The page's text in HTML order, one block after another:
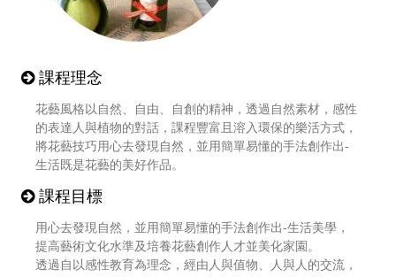
課程理念
花藝風格以自然、自由、自創的精神，透過自然素材，感性
的表達人與植物的對話，課程豐富且溶入環保的樂活方式，
將花藝技巧用心去發現自然，並用簡單易懂的手法創作出-
生活既是花藝的美好作品。
課程目標
用心去發現自然，並用簡單易懂的手法創作出-生活美學，
提高藝術文化水準及培養花藝創作人才並美化家園。
透過自以感性教育為理念，經由人與值物、人與人的交流，